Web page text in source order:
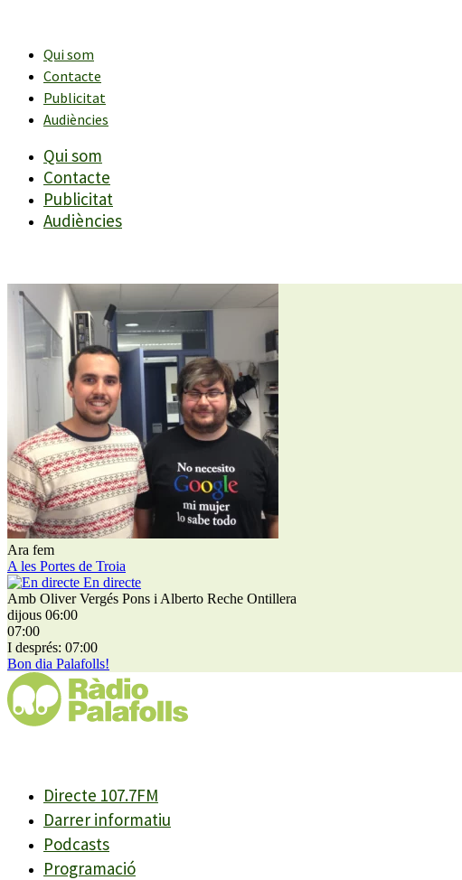
contingutQui som
Contacte
Publicitat
Audiències
Qui som
Contacte
Publicitat
Audiències
Ara fem
A les Portes de Troia
En directe
Amb Oliver Vergés Pons i Alberto Reche Ontillera
dijous 06:00
07:00
I després: 07:00
Bon dia Palafolls!
Directe 107.7FM
Darrer informatiu
Podcasts
Programació